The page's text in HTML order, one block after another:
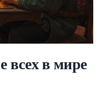
всех в мире